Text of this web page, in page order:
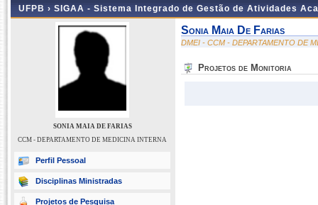
UFPB › SIGAA - Sistema Integrado de Gestão de Atividades
SONIA MAIA DE FARIAS
CCM - DEPARTAMENTO DE MEDICINA INTERNA
Perfil Pessoal
Disciplinas Ministradas
Projetos de Pesquisa
Sonia Maia De Farias
DMEI - CCM - DEPARTAMENTO DE
Projetos de Monitoria